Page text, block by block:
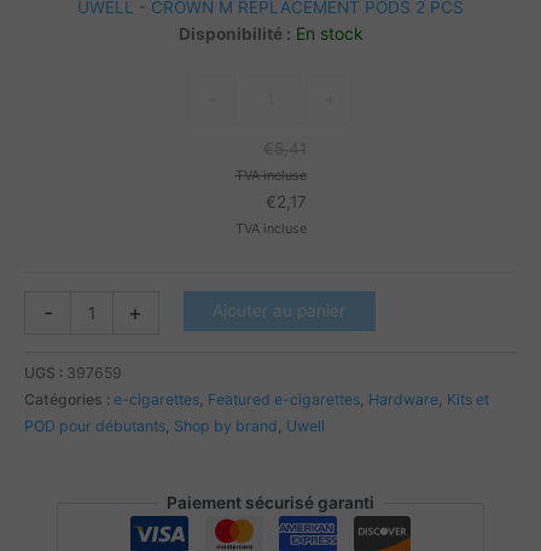
2
PCS
UWELL - CROWN M REPLACEMENT PODS 2 PCS
Disponibilité : En stock
-
CROWN
M
PCS
TVA incluse
€2,17
TVA incluse
-
-
CROWN
M
+ Ajouter au panier
UGS : 397659
Catégories : e-cigarettes, Featured e-cigarettes, Hardware, Kits et
POD pour débutants, Shop by brand, Uwell
Paiement sécurisé garanti